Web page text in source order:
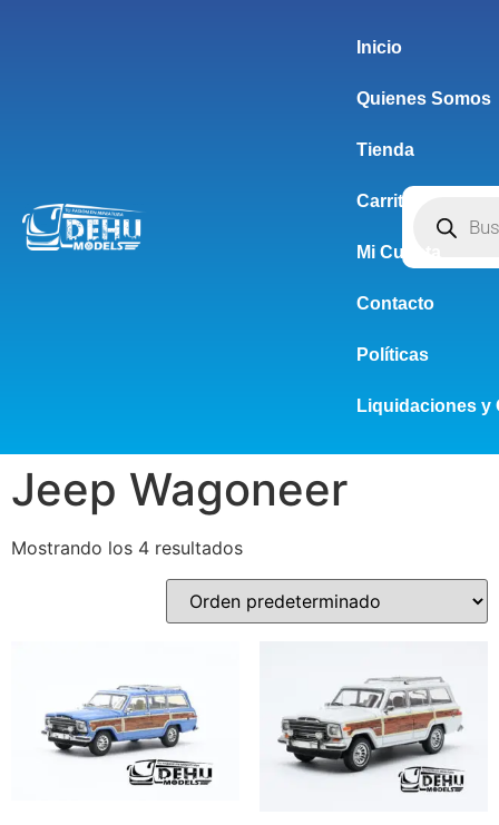
Inicio
Quienes Somos
Tienda
Carrito
Mi Cuenta
Contacto
Políticas
Liquidaciones y
Jeep Wagoneer
Mostrando los 4 resultados